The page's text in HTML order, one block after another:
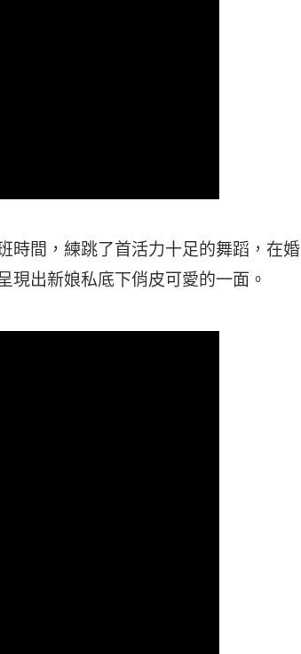
時間，練跳了首活力十足的舞蹈，在婚
現出新娘私底下俏皮可愛的一面。